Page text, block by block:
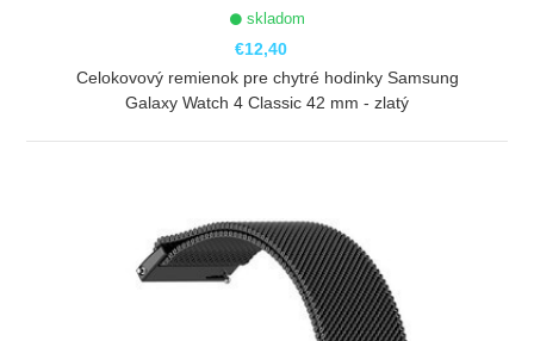
skladom
€12,40
Celokovový remienok pre chytré hodinky Samsung
Galaxy Watch 4 Classic 42 mm - zlatý